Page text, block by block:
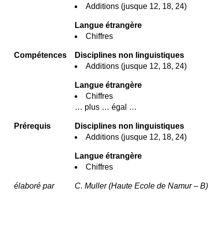
Additions (jusque 12, 18, 24)
Langue étrangère
Chiffres
Compétences
Disciplines non linguistiques
Additions (jusque 12, 18, 24)
Langue étrangère
Chiffres
… plus … égal …
Prérequis
Disciplines non linguistiques
Additions (jusque 12, 18, 24)
Langue étrangère
Chiffres
élaboré par C. Muller (Haute Ecole de Namur – B)